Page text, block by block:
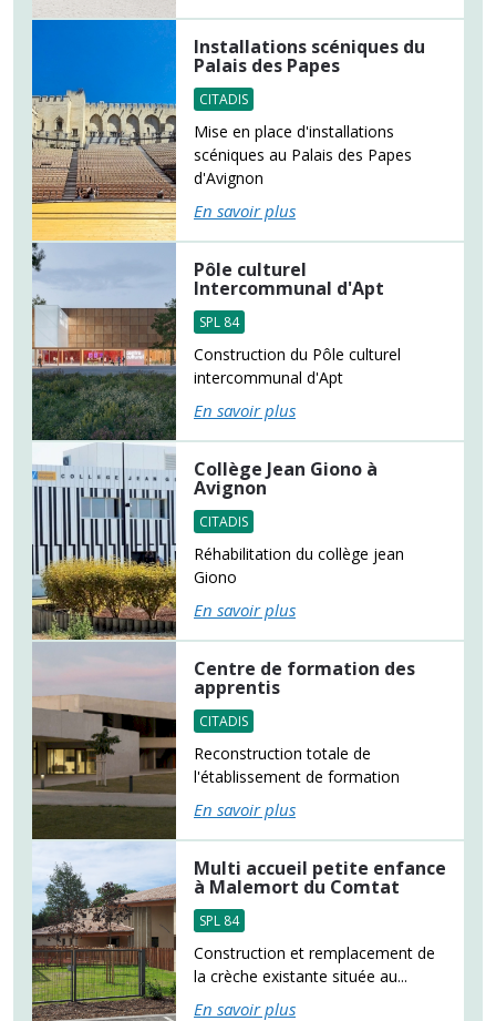
Installations scéniques du
Palais des Papes
CITADIS
Mise en place d'installations
scéniques au Palais des Papes
d'Avignon
En savoir plus
Pôle culturel
Intercommunal d'Apt
SPL 84
Construction du Pôle culturel
intercommunal d'Apt
En savoir plus
Collège Jean Giono à
Avignon
CITADIS
Réhabilitation du collège jean
Giono
En savoir plus
Centre de formation des
apprentis
CITADIS
Reconstruction totale de
l'établissement de formation
En savoir plus
Multi accueil petite enfance
à Malemort du Comtat
SPL 84
Construction et remplacement de
la crèche existante située au...
En savoir plus